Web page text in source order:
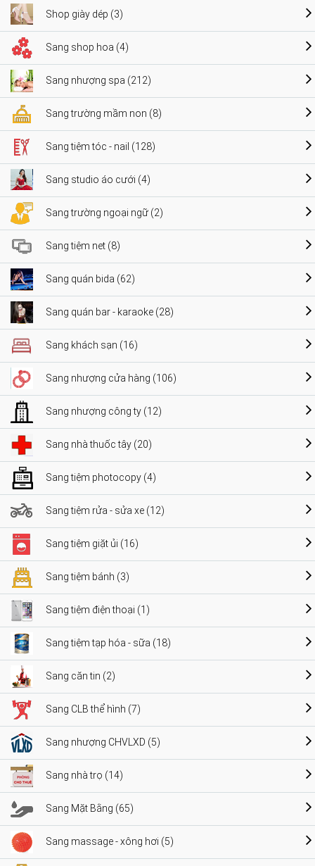
Shop giày dép (3)
Sang shop hoa (4)
Sang nhượng spa (212)
Sang trường mầm non (8)
Sang tiệm tóc - nail (128)
Sang studio áo cưới (4)
Sang trường ngoại ngữ (2)
Sang tiệm net (8)
Sang quán bida (62)
Sang quán bar - karaoke (28)
Sang khách sạn (16)
Sang nhượng cửa hàng (106)
Sang nhượng công ty (12)
Sang nhà thuốc tây (20)
Sang tiệm photocopy (4)
Sang tiệm rửa - sửa xe (12)
Sang tiệm giặt ủi (16)
Sang tiệm bánh (3)
Sang tiệm điện thoại (1)
Sang tiệm tạp hóa - sữa (18)
Sang căn tin (2)
Sang CLB thể hình (7)
Sang nhượng CHVLXD (5)
Sang nhà trọ (14)
Sang Mặt Bằng (65)
Sang massage - xông hơi (5)